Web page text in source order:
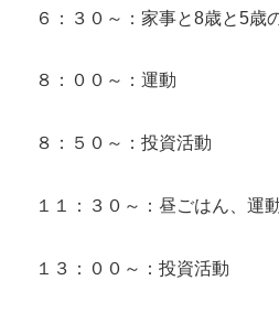
６：３０～：家事と8歳と5歳
８：００～：運動
８：５０～：投資活動
１１：３０～：昼ごはん、運
１３：００～：投資活動